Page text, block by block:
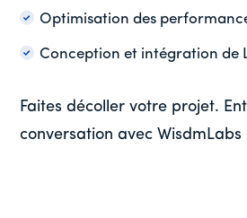
Optimisation des
Conception et intégration de
Faites décoller votre projet.
conversation avec